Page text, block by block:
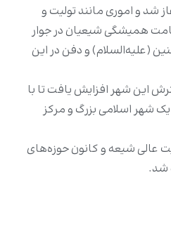
شد و اموری مانند تولیت و
همیشگی شیعیان در جوار
(علیه‌السلام) و دفن در این
این شهر افزایش یافت تا با
شهر اسلامی بزرگ و مرکز
عالی شیعه و کانون حوزه‌های
شد.